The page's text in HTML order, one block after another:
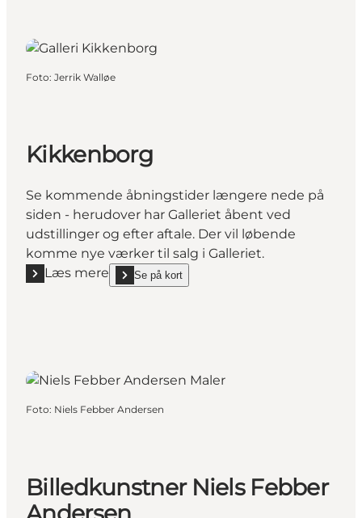
Foto: Jerrik Walløe
Kikkenborg
Se kommende åbningstider længere nede på
siden - herudover har Galleriet åbent ved
udstillinger og efter aftale. Der vil løbende
komme nye værker til salg i Galleriet.
Læs mere
Læs mere "Kikkenborg"
Se på kort
show Kikkenborg on_map
Foto: Niels Febber Andersen
Billedkunstner Niels Febber